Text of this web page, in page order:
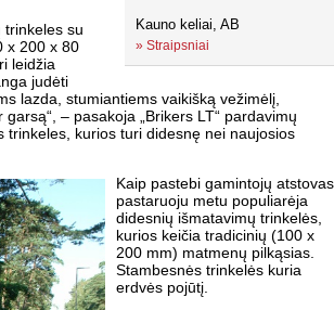
Kauno keliai, AB
» Straipsniai
trinkeles su
x 200 x 80
leidžia
judėti
lazda, stumiantiems vaikišką vežimėlį,
– pasakoja „Brikers LT“ pardavimų
kurios turi didesnę nei naujosios
Kaip pastebi gamintojų
pastaruoju metu populiarėja
didesnių išmatavimų trinkelės,
kurios keičia tradicinių (100 x
200 mm) matmenų pilkąsias.
Stambesnės trinkelės kuria
erdvės pojūtį.